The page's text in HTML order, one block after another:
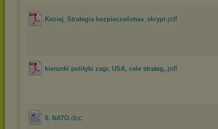
Koziej_Strategia bezpieczeństwa_skrypt.pdf
kierunki polityki zagr. USA, cele strateg,.pdf
8. NATO.doc